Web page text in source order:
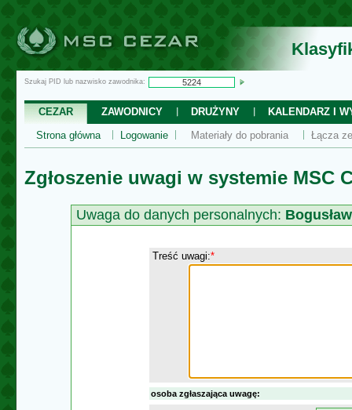
Szukaj PID lub nazwisko zawodnika:
CEZAR ZAWODNICY DRUŻYNY
KALENDARZ I
Strona główna
Logowanie Materiały do pobrania Łącza
Zgłoszenie uwagi w systemie MSC
Uwaga do danych personalnych:
Treść uwagi:*
osoba zgłaszająca uwagę: